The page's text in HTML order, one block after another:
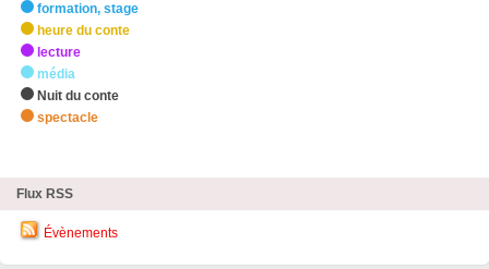
formation, stage
heure du conte
lecture
média
Nuit du conte
spectacle
Flux RSS
Évènements